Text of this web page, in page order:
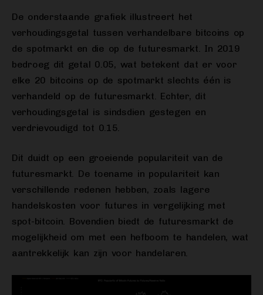
De onderstaande grafiek illustreert het
verhoudingsgetal tussen verhandelbare bitcoins op
de spotmarkt en die op de futuresmarkt. In 2019
bedroeg dit getal 0.05, wat betekent dat er voor
elke 20 bitcoins op de spotmarkt slechts één is
verhandeld op de futuresmarkt. Echter, dit
verhoudingsgetal is sindsdien gestegen en
verdrievoudigd tot 0.15.
Dit duidt op een groeiende populariteit van de
futuresmarkt. De toename in populariteit kan
verschillende redenen hebben, zoals lagere
handelskosten voor futures in vergelijking met
spot-bitcoin. Bovendien biedt de futuresmarkt de
mogelijkheid om met een hefboom te handelen, wat
aantrekkelijk kan zijn voor handelaren.